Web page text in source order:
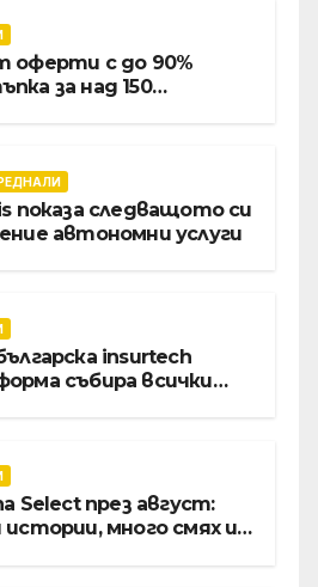
оферти с до 90%
за над 150
показа следващото си
автономни услуги
insurtech
събира всички
Select през август:
истории, много смях и